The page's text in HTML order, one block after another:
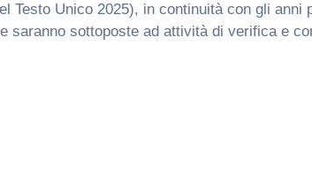
Unico 2025), in continuità con gli anni
saranno sottoposte ad attività di verifica e